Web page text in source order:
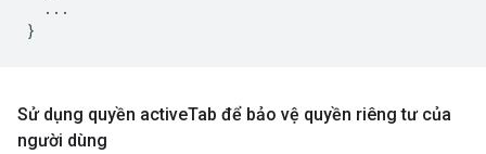
...
}
Sử dụng quyền activeTab để bảo vệ quyền riêng tư của
người dùng